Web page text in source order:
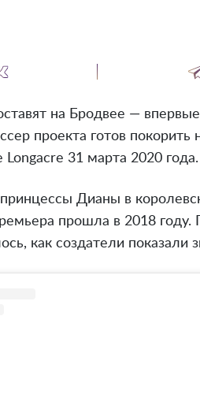
на Бродвее —
проекта готов
Longacre 31 марта 2020 года.
Дианы в
прошла в 2018 году.
как создатели показали